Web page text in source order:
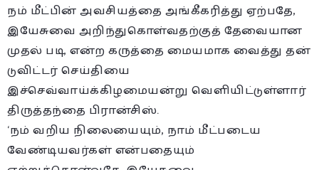
நம் மீட்பின் அவசியத்தை அங்கீகரித்து ஏற்பதே,
இயேசுவை அறிந்துகொள்வதற்குத் தேவையான
முதல் படி, என்ற கருத்தை மையமாக வைத்து தன்
டுவிட்டர் செய்தியை
இச்செவ்வாய்க்கிழமையன்று வெளியிட்டுள்ளார்
திருத்தந்தை பிரான்சிஸ்.
‘நம் வறிய நிலையையும், நாம் மீட்படைய
வேண்டியவர்கள் என்பதையும்